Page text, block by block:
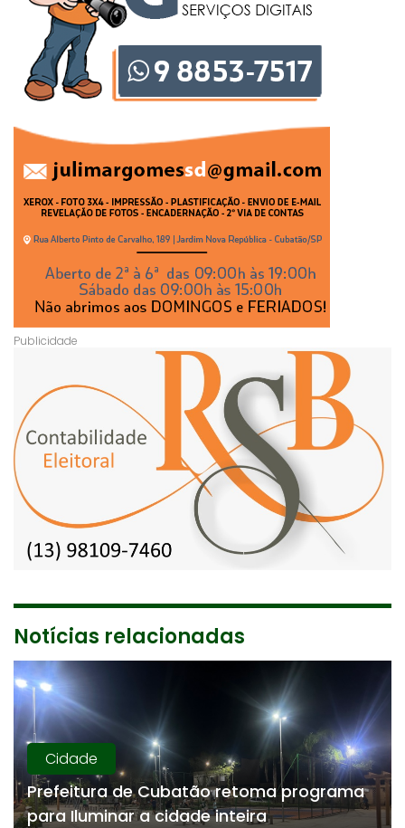
Notícias relacionadas
Cidade
Prefeitura de Cubatão retoma programa
para Iluminar a cidade inteira